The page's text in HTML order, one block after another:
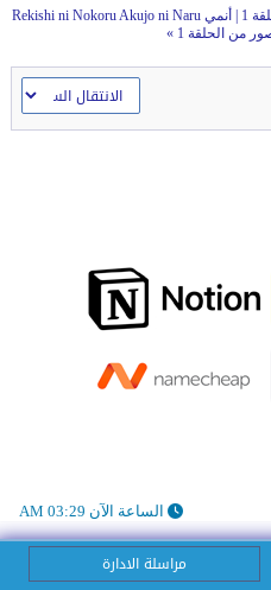
أنمي Rekishi ni Nokoru Akujo ni Naru
»
الساعة الآن 03:29 AM
مراسلة الادارة